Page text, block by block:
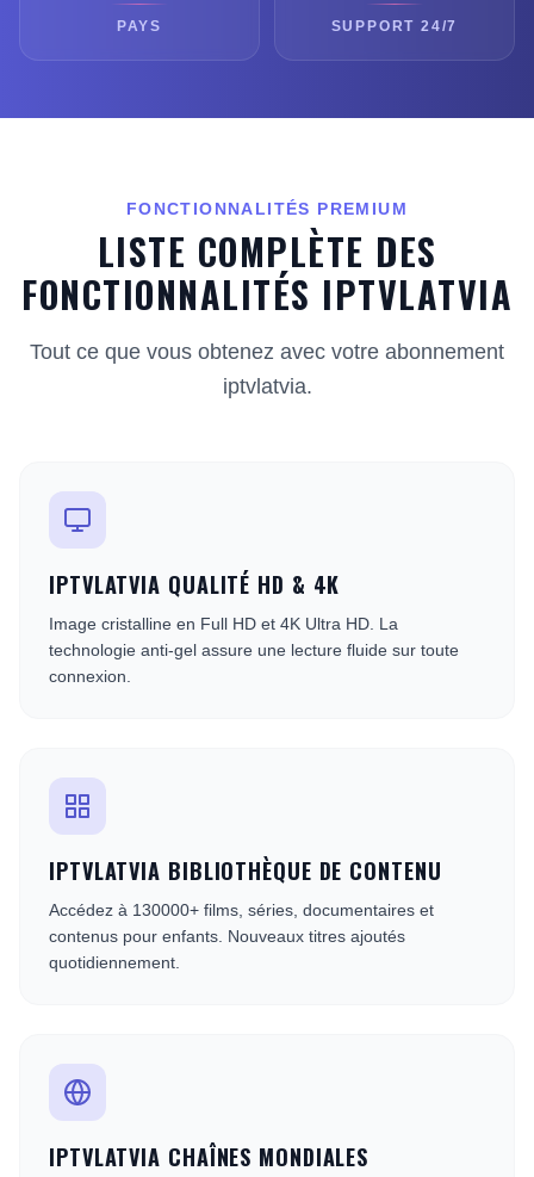
PAYS SUPPORT 24/7
FONCTIONNALITÉS PREMIUM
LISTE COMPLÈTE DES
FONCTIONNALITÉS IPTVLATVIA
Tout ce que vous obtenez avec votre abonnement
iptvlatvia.
IPTVLATVIA QUALITÉ HD & 4K
Image cristalline en Full HD et 4K Ultra HD. La
technologie anti-gel assure une lecture fluide sur toute
connexion.
IPTVLATVIA BIBLIOTHÈQUE DE CONTENU
Accédez à 130000+ films, séries, documentaires et
contenus pour enfants. Nouveaux titres ajoutés
quotidiennement.
IPTVLATVIA CHAÎNES MONDIALES